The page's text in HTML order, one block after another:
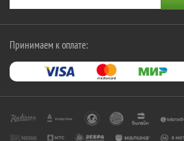
Принимаем к оплате: